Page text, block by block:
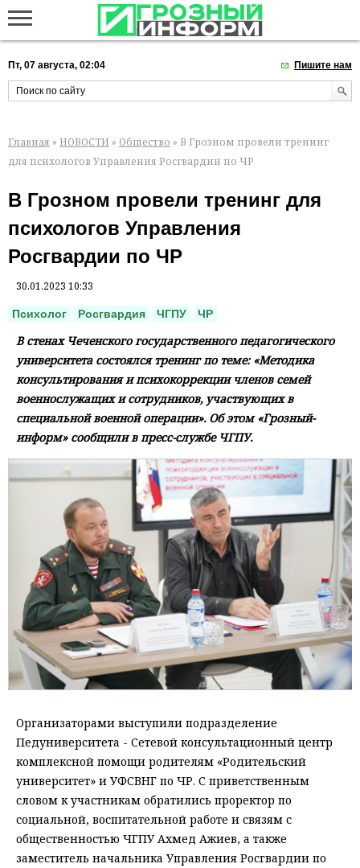
Пт, 07 августа, 02:04 Пишите нам
Главная » НОВОСТИ » Общество » В Грозном провели тренинг
для психологов Управления Росгвардии по ЧР
В Грозном провели тренинг для
психологов Управления
Росгвардии по ЧР
30.01.2023 10:33
Психолог Росгвардия ЧГПУ ЧР
В стенах Чеченского государственного педагогического
университета состоялся тренинг по теме: «Методика
консультирования и психокоррекции членов семей
военнослужащих и сотрудников, участвующих в
специальной военной операции». Об этом «Грозный-
информ» сообщили в пресс-службе ЧГПУ.
Организаторами выступили подразделение
Педуниверситета - Сетевой консультационный центр
комплексной помощи родителям «Родительский
университет» и УФСВНГ по ЧР. С приветственным
словом к участникам обратились проректор по
социальной, воспитательной работе и связям с
общественностью ЧГПУ Ахмед Ажиев, а также
заместитель начальника Управления Росгвардии по